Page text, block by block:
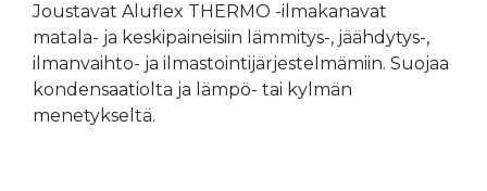
Joustavat Aluflex THERMO -ilmakanavat
matala- ja keskipaineisiin lämmitys-, jäähdytys-,
ilmanvaihto- ja ilmastointijärjestelmämiin. Suojaa
kondensaatiolta ja lämpö- tai kylmän
menetykseltä.